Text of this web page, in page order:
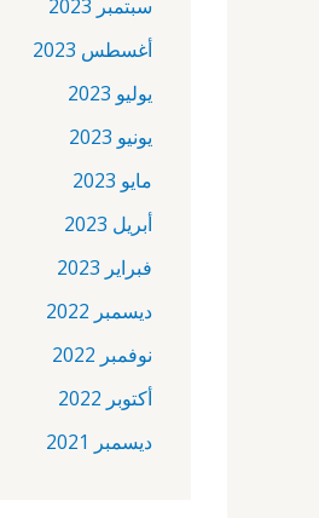
سبتمبر 2023
أغسطس 2023
يوليو 2023
يونيو 2023
مايو 2023
أبريل 2023
فبراير 2023
ديسمبر 2022
نوفمبر 2022
أكتوبر 2022
ديسمبر 2021